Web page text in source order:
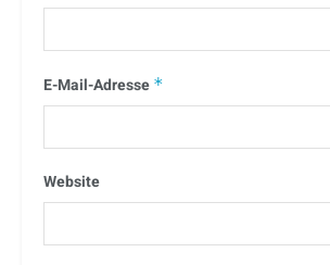
E-Mail-Adresse *
Website